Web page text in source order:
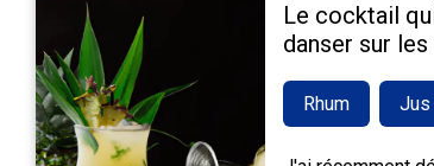
Le cocktail
danser sur
Rhum Jus